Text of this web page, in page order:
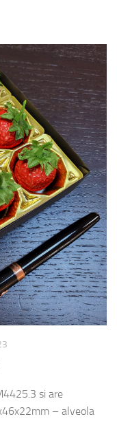
si are
– alveola